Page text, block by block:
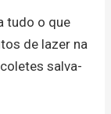
tudo o que
de lazer na
salva-